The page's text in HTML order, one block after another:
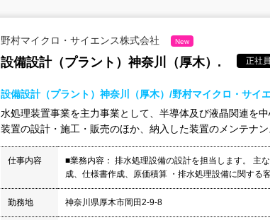
野村マイクロ・サイエンス株式会社 New
設備設計（プラント）神奈川（厚木）. 正社員
設備設計（プラント）神奈川（厚木）/野村マイクロ・サイ
水処理装置事業を主力事業として、半導体及び液晶関連を
装置の設計・施工・販売のほか、納入した装置のメンテナ
仕事内容
■業務内容： 排水処理設備の設計を担当します。 主
成、仕様書作成、原価積算 ・排水処理設備に関する
勤務地 神奈川県厚木市岡田2-9-8